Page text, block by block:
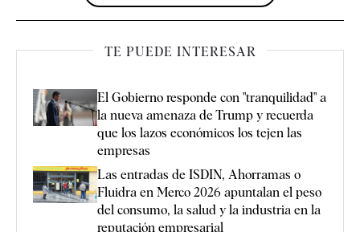
TE PUEDE INTERESAR
El Gobierno responde con "tranquilidad" a
la nueva amenaza de Trump y recuerda
que los lazos económicos los tejen las
empresas
Las entradas de ISDIN, Ahorramas o
Fluidra en Merco 2026 apuntalan el peso
del consumo, la salud y la industria en la
reputación empresarial